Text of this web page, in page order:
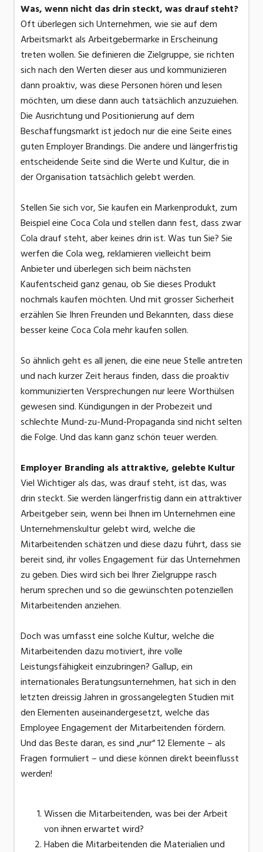
Was, wenn nicht das drin steckt, was drauf steht?
Oft überlegen sich Unternehmen, wie sie auf dem
Arbeitsmarkt als Arbeitgebermarke in Erscheinung
treten wollen. Sie definieren die Zielgruppe, sie richten
sich nach den Werten dieser aus und kommunizieren
dann proaktiv, was diese Personen hören und lesen
möchten, um diese dann auch tatsächlich anzuzuiehen.
Die Ausrichtung und Positionierung auf dem
Beschaffungsmarkt ist jedoch nur die eine Seite eines
guten Employer Brandings. Die andere und längerfristig
entscheidende Seite sind die Werte und Kultur, die in
der Organisation tatsächlich gelebt werden.
Stellen Sie sich vor, Sie kaufen ein Markenprodukt, zum
Beispiel eine Coca Cola und stellen dann fest, dass zwar
Cola drauf steht, aber keines drin ist. Was tun Sie? Sie
werfen die Cola weg, reklamieren vielleicht beim
Anbieter und überlegen sich beim nächsten
Kaufentscheid ganz genau, ob Sie dieses Produkt
nochmals kaufen möchten. Und mit grosser Sicherheit
erzählen Sie Ihren Freunden und Bekannten, dass diese
besser keine Coca Cola mehr kaufen sollen.
So ähnlich geht es all jenen, die eine neue Stelle antreten
und nach kurzer Zeit heraus finden, dass die proaktiv
kommunizierten Versprechungen nur leere Worthülsen
gewesen sind. Kündigungen in der Probezeit und
schlechte Mund-zu-Mund-Propaganda sind nicht selten
die Folge. Und das kann ganz schön teuer werden.
Employer Branding als attraktive, gelebte Kultur
Viel Wichtiger als das, was drauf steht, ist das, was
drin steckt. Sie werden längerfristig dann ein attraktiver
Arbeitgeber sein, wenn bei Ihnen im Unternehmen eine
Unternehmenskultur gelebt wird, welche die
Mitarbeitenden schätzen und diese dazu führt, dass sie
bereit sind, ihr volles Engagement für das Unternehmen
zu geben. Dies wird sich bei Ihrer Zielgruppe rasch
herum sprechen und so die gewünschten potenziellen
Mitarbeitenden anziehen.
Doch was umfasst eine solche Kultur, welche die
Mitarbeitenden dazu motiviert, ihre volle
Leistungsfähigkeit einzubringen? Gallup, ein
internationales Beratungsunternehmen, hat sich in den
letzten dreissig Jahren in grossangelegten Studien mit
den Elementen auseinandergesetzt, welche das
Employee Engagement der Mitarbeitenden fördern.
Und das Beste daran, es sind „nur“ 12 Elemente – als
Fragen formuliert – und diese können direkt beeinflusst
werden!
Wissen die Mitarbeitenden, was bei der Arbeit
von ihnen erwartet wird?
Haben die Mitarbeitenden die Materialien und